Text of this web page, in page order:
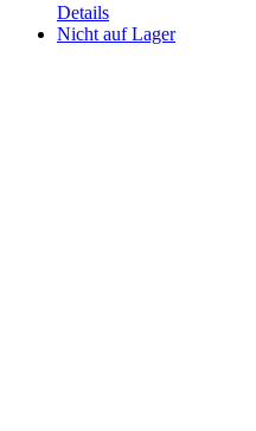
Details
Nicht auf Lager